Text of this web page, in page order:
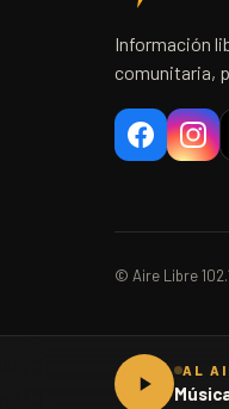
Información
comunitaria,
© Aire Libre
AL